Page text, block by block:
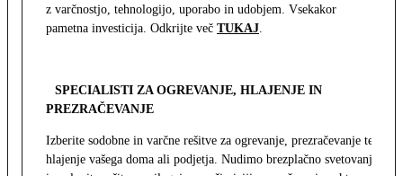
z varčnostjo, tehnologijo, uporabo in udobjem. Vsekakor
pametna investicija. Odkrijte več TUKAJ.
SPECIALISTI ZA OGREVANJE, HLAJENJE IN
PREZRAČEVANJE
Izberite sodobne in varčne rešitve za ogrevanje, prezračevanje ter
hlajenje vašega doma ali podjetja. Nudimo brezplačno svetovanje